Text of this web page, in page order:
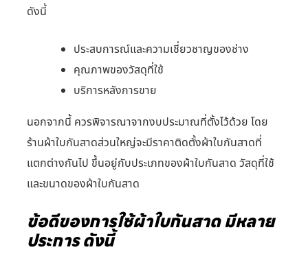
ดังนี้
ประสบการณ์และความเชี่ยวชาญของช่าง
คุณภาพของวัสดุที่ใช้
บริการหลังการขาย
นอกจากนี้ ควรพิจารณาจากงบประมาณที่ตั้งไว้ด้วย โดย
ร้านผ้าใบกันสาดส่วนใหญ่จะมีราคาติดตั้งผ้าใบกันสาดที่
แตกต่างกันไป ขึ้นอยู่กับประเภทของผ้าใบกันสาด วัสดุที่ใช้
และขนาดของผ้าใบกันสาด
ข้อดีของการใช้ผ้าใบกันสาด มีหลาย
ประการ ดังนี้